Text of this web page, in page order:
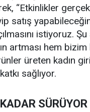
“Etkinlikler
satış
istiyoruz.
artması hem
üreten kadın
sağlıyor.
SÜRÜYOR